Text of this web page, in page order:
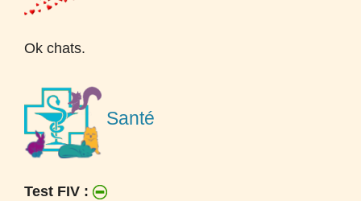
Ok chats.
Santé
Test FIV :